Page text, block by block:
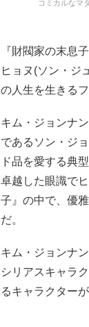
コミカルなマ
『財閥家の末息
ヒョヌ(ソン・ジ
の人生を生きる
キム・ジョンナ
であるソン・ジ
ド品を愛する典
卓越した眼識で
子』の中で、優
だ。
キム・ジョンナ
シリアスキャラ
るキャラクターが